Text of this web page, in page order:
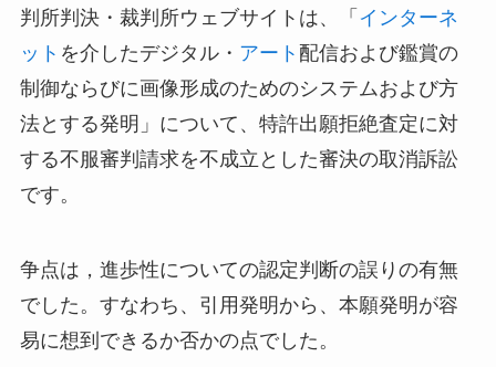
判所判決・裁判所ウェブサイトは、「 インターネ
ット を介したデジタル・ アート 配信および鑑賞の
制御ならびに画像形成のためのシステムおよび方
法とする発明」について、特許出願拒絶査定に対
する不服審判請求を不成立とした審決の取消訴訟
です。
争点は，進歩性についての認定判断の誤りの有無
でした。すなわち、引用発明から、本願発明が容
易に想到できるか否かの点でした。